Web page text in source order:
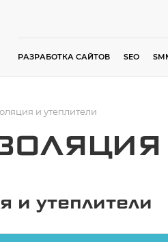
РАЗРАБОТКА САЙТОВ SEO
и утеплители
и утеплители